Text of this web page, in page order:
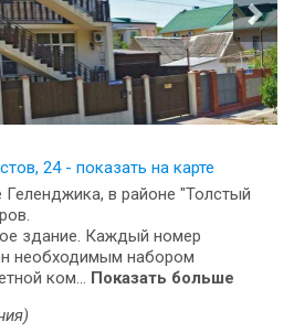
24 - показать на карте
в районе "Толстый
здание. Каждый номер
необходимым набором
ком... Показать больше